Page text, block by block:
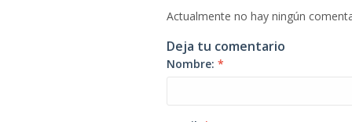
Actualmente no hay ningún
Deja tu comentario
Nombre: *